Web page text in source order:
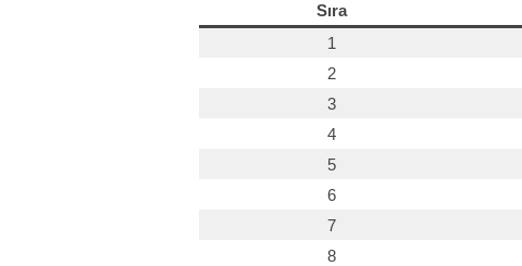
Sıra
1
2
3
4
5
6
7
8